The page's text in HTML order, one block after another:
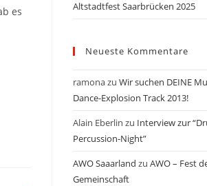
es
Altstadtfest Saarbrücken 2025
Neueste Kommentare
ramonazu Wir suchen DEINE
Dance-Explosion Track 2013!
Alain Eberlin zu Interview zur
Percussion-Night”
AWO Saaarland zu AWO – Fest
Gemeinschaft